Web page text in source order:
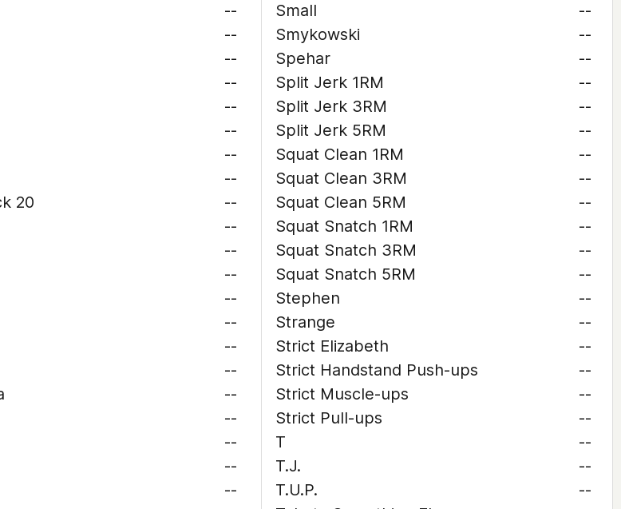
--
--
--
--
--
--
--
--
20
--
--
--
--
--
--
--
--
--
--
--
--
--
Small
--
Smykowski
--
Spehar
--
Split Jerk 1RM
--
Split Jerk 3RM
--
Split Jerk 5RM
--
Squat Clean 1RM
--
Squat Clean 3RM
--
Squat Clean 5RM
--
Squat Snatch 1RM
--
Squat Snatch 3RM
--
Squat Snatch 5RM
--
Stephen
--
Strange
--
Strict Elizabeth
--
Strict Handstand Push-ups
--
Strict Muscle-ups
--
Strict Pull-ups
--
T
--
T.J.
--
T.U.P.
--